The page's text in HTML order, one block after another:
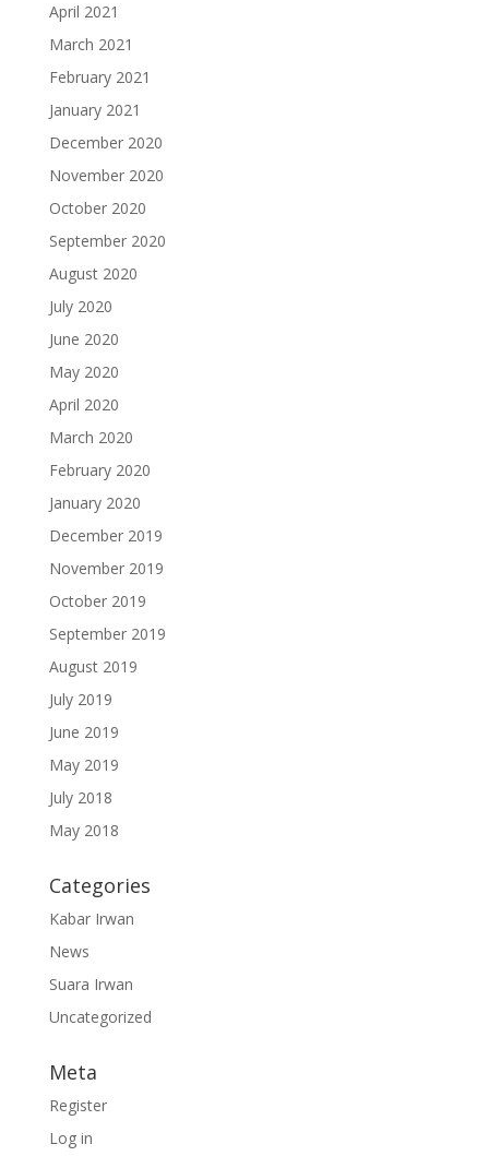
April 2021
March 2021
February 2021
January 2021
December 2020
November 2020
October 2020
September 2020
August 2020
July 2020
June 2020
May 2020
April 2020
March 2020
February 2020
January 2020
December 2019
November 2019
October 2019
September 2019
August 2019
July 2019
June 2019
May 2019
July 2018
May 2018
Categories
Kabar Irwan
News
Suara Irwan
Uncategorized
Meta
Register
Log in